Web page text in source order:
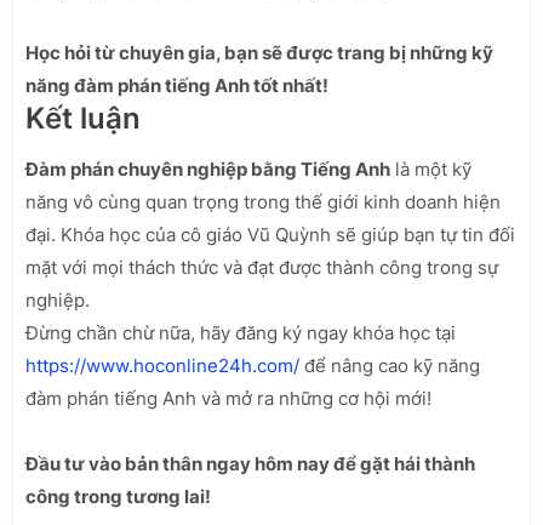
Học hỏi từ chuyên gia, bạn sẽ được trang bị những kỹ
năng đàm phán tiếng Anh tốt nhất!
Kết luận
Đàm phán chuyên nghiệp bằng Tiếng Anh là một kỹ
năng vô cùng quan trọng trong thế giới kinh doanh hiện
đại. Khóa học của cô giáo Vũ Quỳnh sẽ giúp bạn tự tin đối
mặt với mọi thách thức và đạt được thành công trong sự
nghiệp.
Đừng chần chừ nữa, hãy đăng ký ngay khóa học tại
https://www.hoconline24h.com/ để nâng cao kỹ năng
đàm phán tiếng Anh và mở ra những cơ hội mới!
Đầu tư vào bản thân ngay hôm nay để gặt hái thành
công trong tương lai!